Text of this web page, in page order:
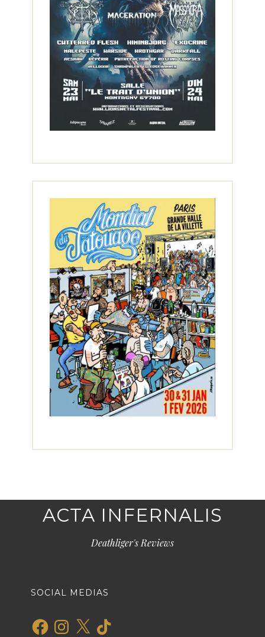
ACTA INFERNALIS
Deathliger's Reviews
SOCIAL MEDIAS
FacebookInstagram
X TikTok